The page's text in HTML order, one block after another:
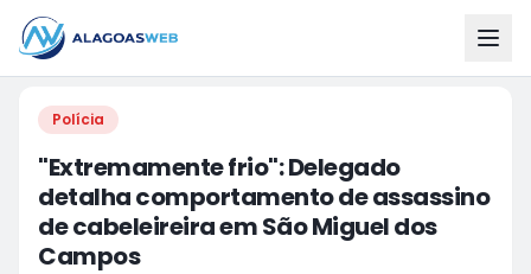
Polícia
"Extremamente frio": Delegado
detalha comportamento de assassino
de cabeleireira em São Miguel dos
Campos